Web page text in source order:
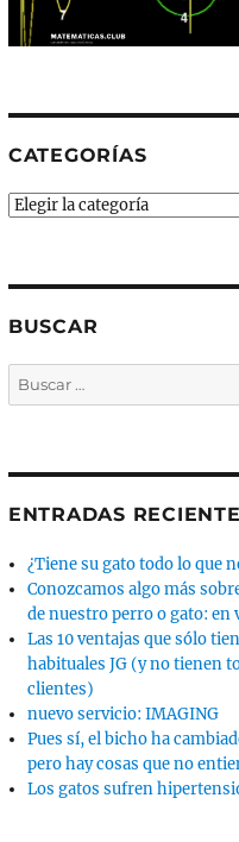
CATEGORÍAS
Categorías
BUSCAR
Buscar
por:
ENTRADAS
¿Tiene su gato todo lo que
Conozcamos algo más
de nuestro perro o gato: en
Las 10 ventajas que sólo
habituales JG (y no tienen
clientes)
nuevo servicio: IMAGING
Pues sí, el bicho ha
pero hay cosas que no
Los gatos sufren